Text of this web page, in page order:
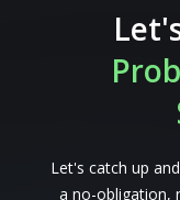
Let's catch up
a no-obligation,